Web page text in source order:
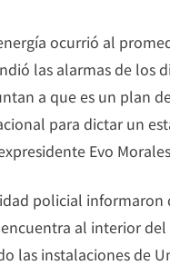
ocurrió al
las alarmas de los
a que es un plan
para dictar un
Evo
policial informaron
al interior
las instalaciones de